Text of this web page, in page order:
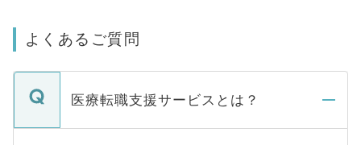
よくあるご質問
医療転職支援サービスとは？